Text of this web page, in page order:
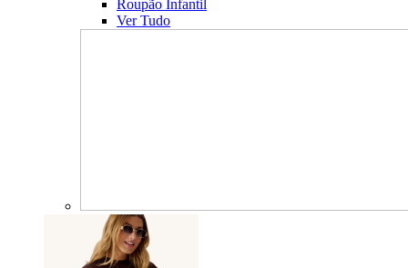
Roupão Infantil
Ver Tudo